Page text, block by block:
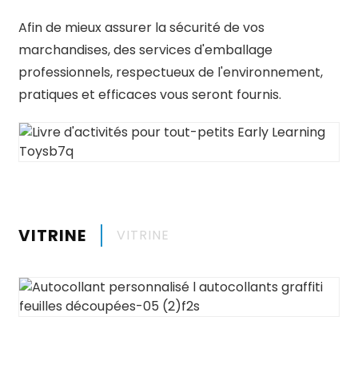
Afin de mieux assurer la sécurité de vos
marchandises, des services d'emballage
professionnels, respectueux de l'environnement,
pratiques et efficaces vous seront fournis.
VITRINE VITRINE